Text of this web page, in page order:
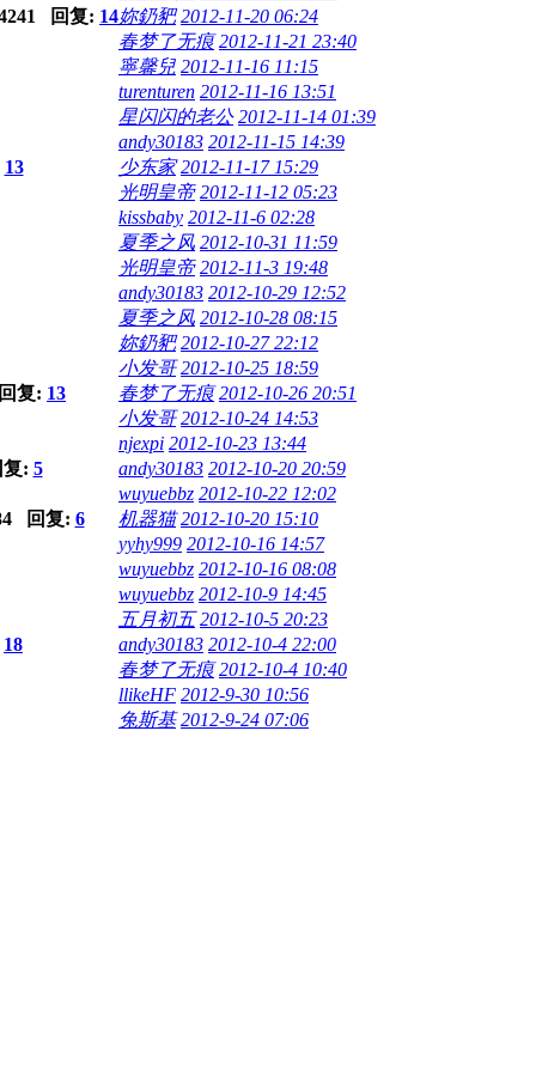
回复: 14妳釢豝 2012-11-20 06:24
春梦了无痕 2012-11-21 23:40
寧馨兒 2012-11-16 11:15
turenturen 2012-11-16 13:51
星闪闪的老公 2012-11-14 01:39
andy30183 2012-11-15 14:39
13 少东家 2012-11-17 15:29
光明皇帝 2012-11-12 05:23
kissbaby 2012-11-6 02:28
夏季之风 2012-10-31 11:59
光明皇帝 2012-11-3 19:48
andy30183 2012-10-29 12:52
夏季之风 2012-10-28 08:15
妳釢豝 2012-10-27 22:12
小发哥 2012-10-25 18:59
复: 13 春梦了无痕 2012-10-26 20:51
小发哥 2012-10-24 14:53
njexpi 2012-10-23 13:44
: 5 andy30183 2012-10-20 20:59
wuyuebbz 2012-10-22 12:02
回复: 6 机器猫 2012-10-20 15:10
yyhy999 2012-10-16 14:57
wuyuebbz 2012-10-16 08:08
wuyuebbz 2012-10-9 14:45
五月初五 2012-10-5 20:23
18 andy30183 2012-10-4 22:00
春梦了无痕 2012-10-4 10:40
llikeHF 2012-9-30 10:56
兔斯基 2012-9-24 07:06